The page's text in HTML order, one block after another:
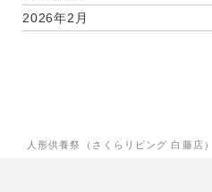
人形供養祭（さくらリビング 白藤店）
2026年2月
2025年7月